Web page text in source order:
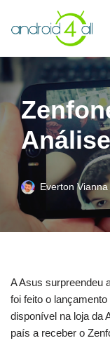
Pular
para
conteúdo
Everton Vianna
A Asus surpreendeu
foi feito o
disponível na loja da
país a receber o